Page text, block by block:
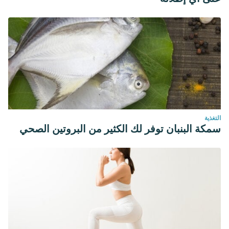
physical activity. Revista Médica de Chile. Abril 2017.
145(4):458-467.
Recomendaciones mundiales sobre actividad física para la
salud. Organización Mundial de la Salud. 2010.
Smith L, et al. A review of occupational physical activity and
sedentary
behaviour correlates.Occupational medicine
(Oxford, London). Abril 2016. 66(3):185-92.
Pérez, Betty M. “Salud: entre la actividad física y el
27.1 (2014): 119-28.
التغذية
سمكة البنبان توفر لك الكثير من البروتين الصحي